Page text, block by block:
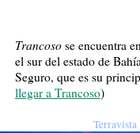
Trancoso se encuentra
el sur del estado de
Seguro, que es su
llegar a Trancoso)